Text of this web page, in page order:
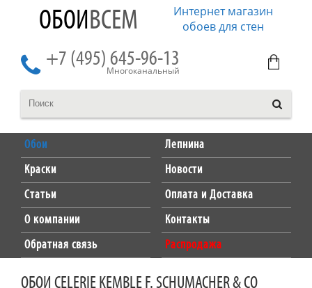
ОБОИВСЕМ
Интернет магазин
обоев для стен
+7 (495) 645-96-13
Многоканальный
Обои
Лепнина
Краски
Новости
Статьи
Оплата и Доставка
О компании
Контакты
Обратная связь
Распродажа
ОБОИ CELERIE KEMBLE F. SCHUMACHER & CO